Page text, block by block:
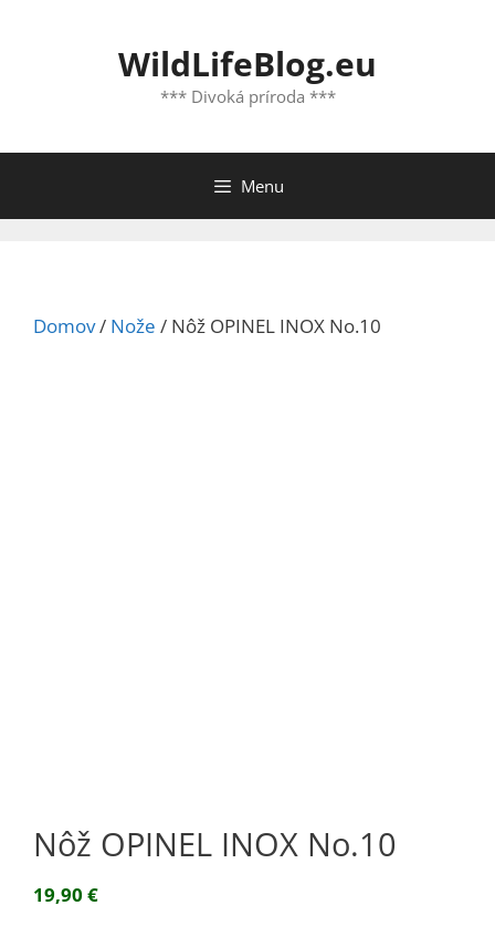
WildLifeBlog.eu
*** Divoká príroda ***
Menu
Domov/ Nože / Nôž OPINEL INOX No.10
Nôž OPINEL INOX No.10
19,90 €